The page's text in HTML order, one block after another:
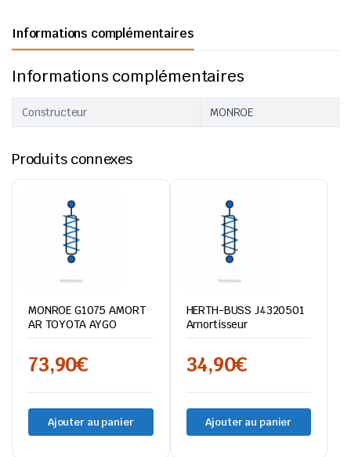
Informations complémentaires
Informations complémentaires
Constructeur MONROE
Produits connexes
MONROE G1075 AMORT
AR TOYOTA AYGO
73,90€
Ajouter au panier
HERTH-BUSS J4320501
Amortisseur
34,90€
Ajouter au panier